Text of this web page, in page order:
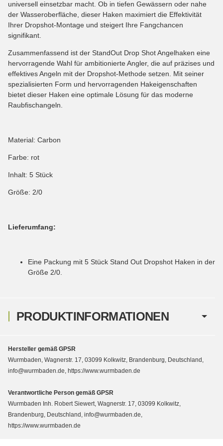
PRODUKTINFORMATIONEN
universell einsetzbar macht. Ob in tiefen Gewässern oder nahe
der Wasseroberfläche, dieser Haken maximiert die Effektivität
Ihrer Dropshot-Montage und steigert Ihre Fangchancen
signifikant.
Zusammenfassend ist der StandOut Drop Shot Angelhaken eine
hervorragende Wahl für ambitionierte Angler, die auf präzises und
effektives Angeln mit der Dropshot-Methode setzen. Mit seiner
spezialisierten Form und hervorragenden Hakeigenschaften
bietet dieser Haken eine optimale Lösung für das moderne
Raubfischangeln.
Material: Carbon
Farbe: rot
Inhalt: 5 Stück
Größe: 2/0
Lieferumfang:
Eine Packung mit 5 Stück Stand Out Dropshot Haken in der
Größe 2/0.
Hersteller gemäß GPSR
Wurmbaden, Wagnerstr. 17, 03099 Kolkwitz, Brandenburg, Deutschland,
info@wurmbaden.de, https://www.wurmbaden.de
Verantwortliche Person gemäß GPSR
Wurmbaden Inh. Robert Siewert, Wagnerstr. 17, 03099 Kolkwitz,
Brandenburg, Deutschland, info@wurmbaden.de,
https://www.wurmbaden.de